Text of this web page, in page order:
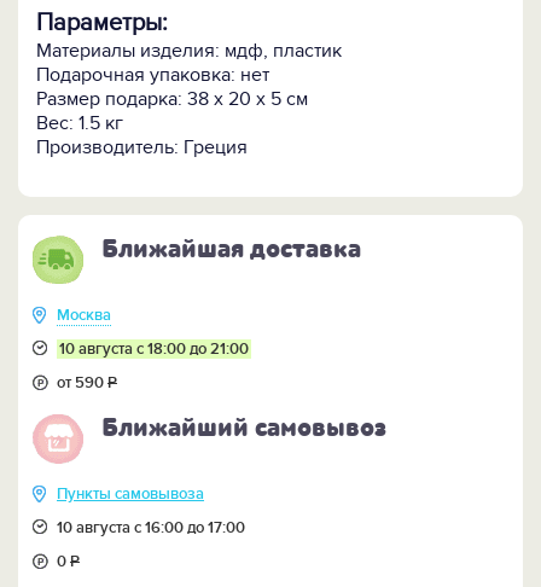
Параметры:
Материалы изделия: мдф, пластик
Подарочная упаковка: нет
Размер подарка: 38 х 20 х 5 см
Вес: 1.5 кг
Производитель: Греция
Ближайшая доставка
Москва
10 августа с 18:00 до 21:00
от 590Р
Ближайший самовывоз
Пункты самовывоза
10 августа с 16:00 до 17:00
0Р